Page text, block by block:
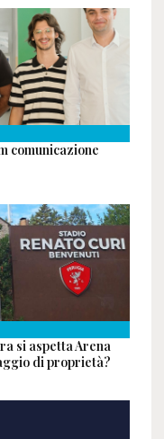
comunicazione
si aspetta Arena
di proprietà?